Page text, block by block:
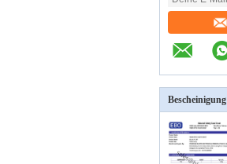
Bescheinigung